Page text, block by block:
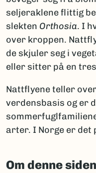
seljeraklene flittig
slekten Orthosia. I
over kroppen.
de skjuler seg i
eller sitter på en
Nattflyene teller
verdensbasis og er
arter. I Norge er det
Om denne siden